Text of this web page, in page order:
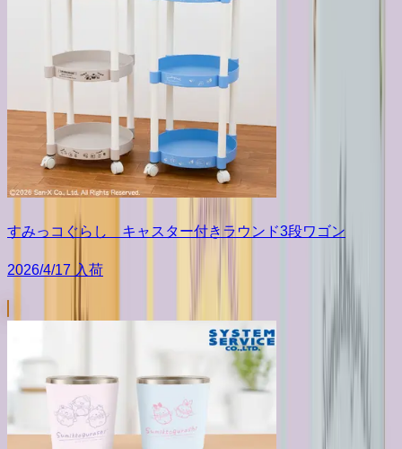
すみっコぐらし キャスター付きラウンド3段ワゴン
2026/4/17 入荷